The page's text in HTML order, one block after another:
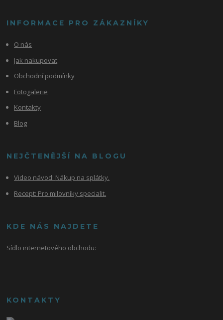
INFORMACE PRO ZÁKAZNÍKY
O nás
Jak nakupovat
Obchodní podmínky
Fotogalerie
Kontakty
Blog
NEJČTENĚJŠÍ NA BLOGU
Video návod: Nákup na splátky.
Recept: Pro milovníky specialit.
KDE NÁS NAJDETE
Sídlo internetového obchodu:
KONTAKTY